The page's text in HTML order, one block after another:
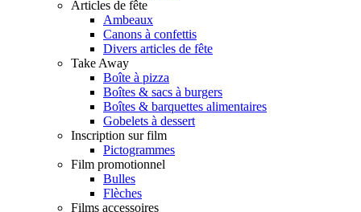
Articles de fête
Ambeaux
Canons à confettis
Divers articles de fête
Take Away
Boîte à pizza
Boîtes & sacs à burgers
Boîtes & barquettes alimentaires
Gobelets à dessert
Inscription sur film
Pictogrammes
Film promotionnel
Bulles
Flèches
Films accessoires